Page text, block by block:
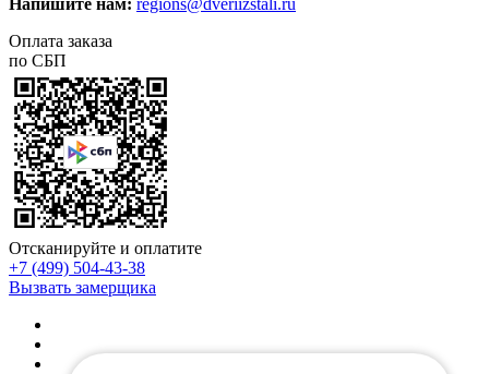
Оплата заказа
по СБП
Отсканируйте и оплатите
+7 (499) 504-43-38
Вызвать замерщика